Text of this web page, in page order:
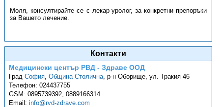
Моля, консултирайте се с лекар-уролог, за конкретни препоръки
за Вашето лечение.
Контакти
Медицински център РВД - Здраве OOД
ГрадСофия ,Община Столична ,р-н Оборище, ул. Тракия 46
Телефон:024437755
GSM:0895739392, 0889166314
Email:info@rvd-zdrave.com